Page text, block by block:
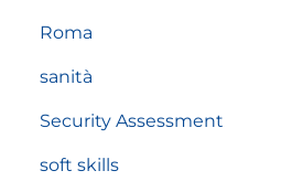
Roma
sanità
Security Assessment
soft skills